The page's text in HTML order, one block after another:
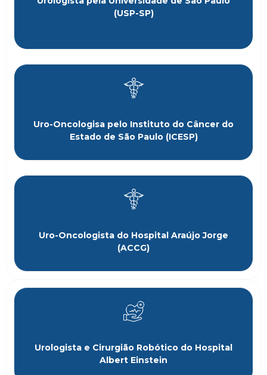
(USP-SP)
Uro-Oncologisa pelo Instituto do Câncer do
Estado de São Paulo (ICESP)
Uro-Oncologista do Hospital Araújo Jorge
(ACCG)
Urologista e Cirurgião Robótico do Hospital
Albert Einstein